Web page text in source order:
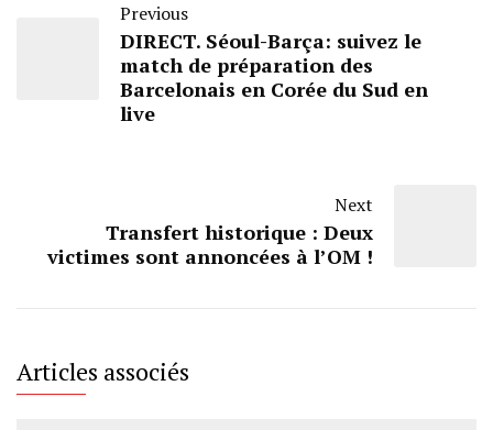
Previous
DIRECT. Séoul-Barça: suivez le
match de préparation des
Barcelonais en Corée du Sud en
live
Next
Transfert historique : Deux
victimes sont annoncées à l’OM !
Articles associés